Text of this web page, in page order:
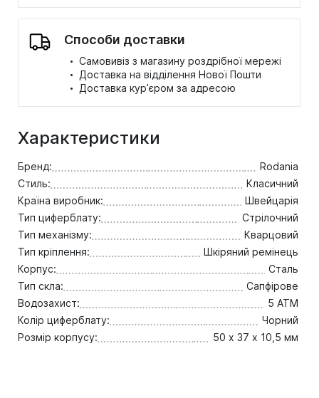
Способи доставки
· Самовивіз з магазину роздрібної мережі
· Доставка на відділення Нової Пошти
· Доставка кур’єром за адресою
Характеристики
Бренд:
Rodania
Стиль:
Класичний
Країна виробник:
Швейцарія
Тип циферблату:
Стрілочний
Тип механізму:
Кварцовий
Тип кріплення:
Шкіряний ремінець
Корпус:
Сталь
Тип скла:
Сапфірове
Водозахист:
5 ATM
Колір циферблату:
Чорний
Розмір корпусу:
50 х 37 х 10,5 мм